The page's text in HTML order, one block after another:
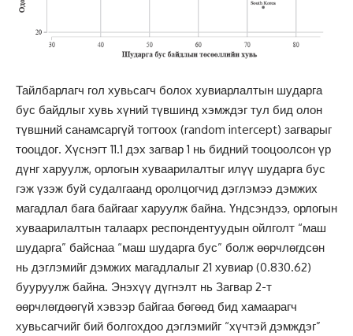
Тайлбарлагч гол хувьсагч болох хувиарлалтын шударга
бус байдлыг хувь хүний түвшинд хэмждэг тул бид олон
түвшний санамсаргүй тогтоох (random intercept) загварыг
тооцдог. Хүснэгт 11.1 дэх загвар 1 нь бидний тооцоолсон үр
дүнг харуулж, орлогын хуваарилалтыг илүү шударга бус
гэж үзэж буй судалгаанд оролцогчид дэглэмээ дэмжих
магадлал бага байгааг харуулж байна. Үндсэндээ, орлогын
хуваарилалтын талаарх респондентуудын ойлголт “маш
шударга” байснаа “маш шударга бус” болж өөрчлөгдсөн
нь дэглэмийг дэмжих магадлалыг 21 хувиар (0.830.62)
бууруулж байна. Энэхүү дүгнэлт нь Загвар 2-т
өөрчлөгдөөгүй хэвээр байгаа бөгөөд бид хамаарагч
хувьсагчийг бий болгохдоо дэглэмийг “хүчтэй дэмждэг”